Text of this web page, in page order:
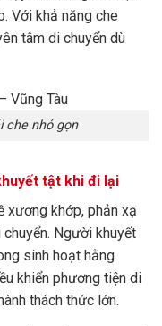
Với khả năng che
tâm di chuyển dù
che nhỏ gọn
tật khi đi lại
xương khớp, phản xạ
Người khuyết
sinh hoạt hằng
khiển phương tiện di
thách thức lớn.